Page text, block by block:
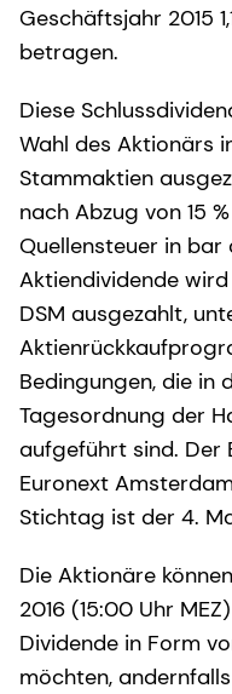
Geschäftsjahr 2015
betragen.
Diese
Wahl des Aktionärs
Stammaktien
nach Abzug von 15
Quellensteuer in bar
Aktiendividende
DSM ausgezahlt,
Bedingungen, die in
Tagesordnung der
aufgeführt sind. Der
Euronext
Stichtag ist der 4.
Die Aktionäre
2016 (15:00 Uhr
Dividende in Form
möchten,